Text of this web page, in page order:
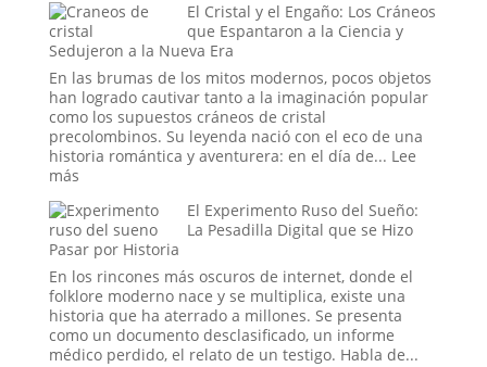
Will
Smith:
los
oscuros
orígenes
de
Hombres
de
Negro
El Cristal y el Engaño: Los Cráneos
que Espantaron a la Ciencia y
Sedujeron a la Nueva Era
En las brumas de los mitos modernos, pocos objetos
han logrado cautivar tanto a la imaginación popular
como los supuestos cráneos de cristal
precolombinos. Su leyenda nació con el eco de una
historia romántica y aventurera: en el día de... Lee
más:
Cristal
y
el
Engaño:
Los
Cráneos
que
Espantaron
El Experimento Ruso del Sueño:
La Pesadilla Digital que se Hizo
Pasar por Historia
En los rincones más oscuros de internet, donde el
folklore moderno nace y se multiplica, existe una
historia que ha aterrado a millones. Se presenta
como un documento desclasificado, un informe
médico perdido, el relato de un testigo. Habla de...